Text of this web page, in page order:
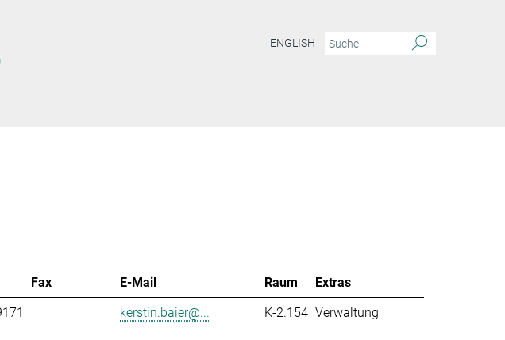
ENGLISH
Fax E-Mail Raum
Extras
kerstin.baier@... K-2.154 Verwaltung